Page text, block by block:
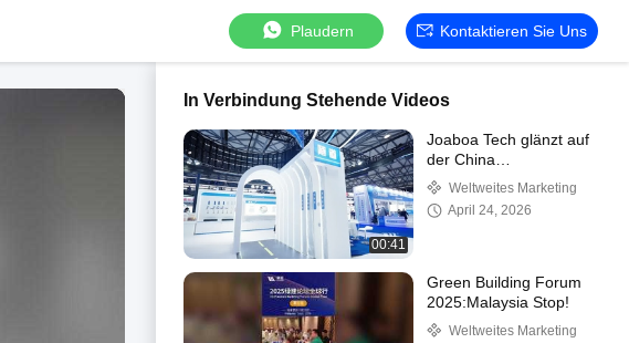
Plaudern Kontaktieren Sie Uns
In Verbindung Stehende Videos
00:41
Joaboa Tech glänzt auf
der China
Waterproofing Exhibition
2025!
Weltweites Marketing
April 24, 2026
Green Building Forum
2025:Malaysia Stop!
Weltweites Marketing